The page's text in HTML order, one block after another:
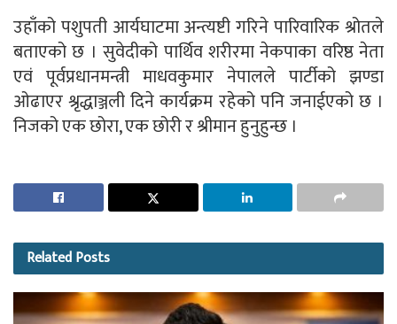
उहाँको पशुपती आर्यघाटमा अन्त्यष्टी गरिने पारिवारिक श्रोतले
बताएको छ । सुवेदीको पार्थिव शरीरमा नेकपाका वरिष्ठ नेता
एवं पूर्वप्रधानमन्त्री माधवकुमार नेपालले पार्टीको झण्डा
ओढाएर श्रृद्धाञ्जली दिने कार्यक्रम रहेको पनि जनाईएको छ ।
निजको एक छोरा, एक छोरी र श्रीमान हुनुहुन्छ ।
RelatedPosts